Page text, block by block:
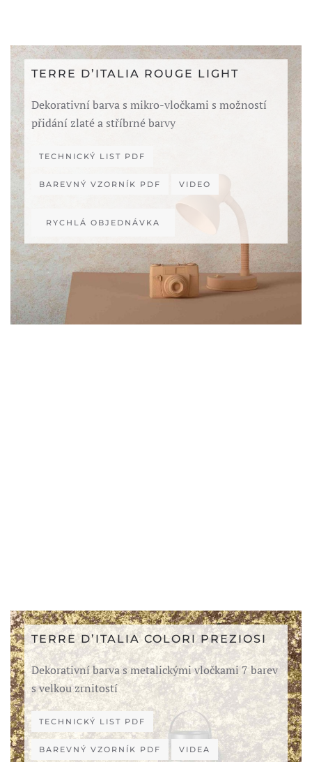
TERRE D’ITALIA ROUGE LIGHT
Dekorativní barva s mikro-vločkami s možností
přidání zlaté a stříbrné barvy
TECHNICKÝ LIST PDF
BAREVNÝ VZORNÍK PDF VIDEO
RYCHLÁ OBJEDNÁVKA
TERRE D’ITALIA COLORI PREZIOSI
Dekorativní barva s metalickými vločkami 7 barev
s velkou zrnitostí
TECHNICKÝ LIST PDF
BAREVNÝ VZORNÍK PDF VIDEA